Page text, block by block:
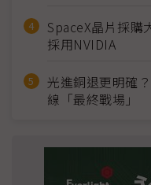
SpaceX晶片採
採用NVIDIA
光進銅退更明確
線「最終戰場」